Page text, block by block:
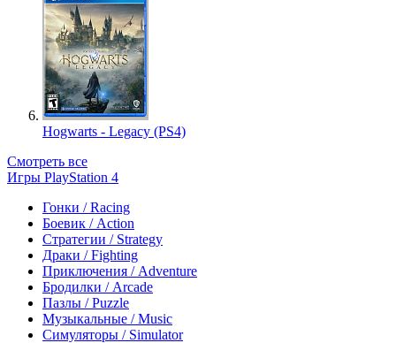
Hogwarts - Legacy (PS4)
Смотреть все
Игры PlayStation 4
Гонки / Racing
Боевик / Action
Стратегии / Strategy
Драки / Fighting
Приключения / Adventure
Бродилки / Arcade
Пазлы / Puzzle
Музыкальные / Music
Симуляторы / Simulator